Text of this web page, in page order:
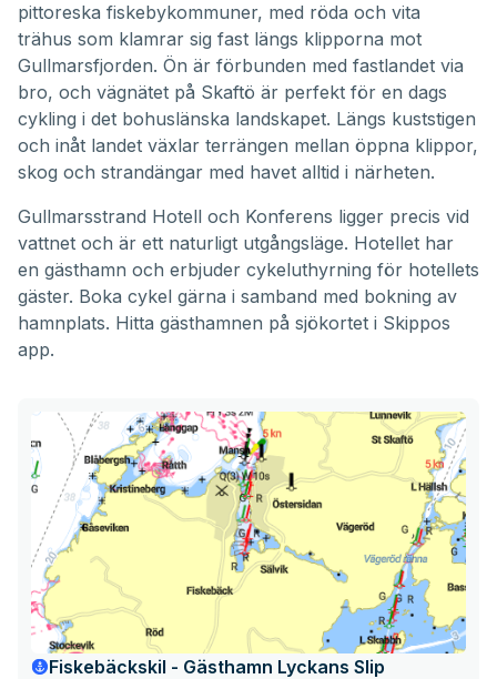
pittoreska fiskebykommuner, med röda och vita
trähus som klamrar sig fast längs klipporna mot
Gullmarsfjorden. Ön är förbunden med fastlandet via
bro, och vägnätet på Skaftö är perfekt för en dags
cykling i det bohuslänska landskapet. Längs kuststigen
och inåt landet växlar terrängen mellan öppna klippor,
skog och strandängar med havet alltid i närheten.
Gullmarsstrand Hotell och Konferens ligger precis vid
vattnet och är ett naturligt utgångsläge. Hotellet har
en gästhamn och erbjuder cykeluthyrning för hotellets
gäster. Boka cykel gärna i samband med bokning av
hamnplats. Hitta gästhamnen på sjökortet i Skippos
app.
Fiskebäckskil - Gästhamn Lyckans Slip